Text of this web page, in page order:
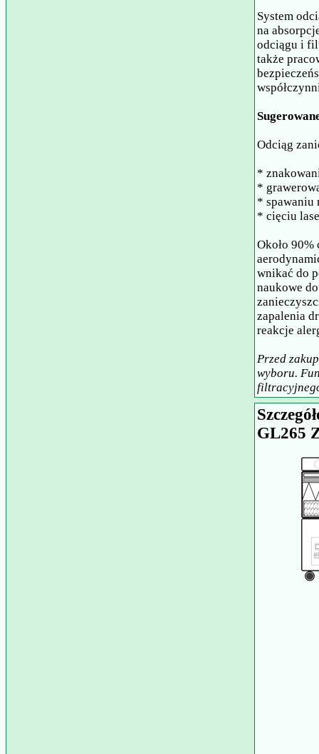
System
na
odciągu i
także
Odciąg
*
*
* spawaniu
* cięciu
Około
wnikać do
naukowe
zapalenia
reakcje
Przed
wyboru.
GL265